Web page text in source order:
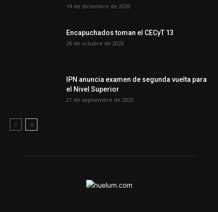
14 de diciembre de 2020
Encapuchados toman el CECyT 13
28 de octubre de 2020
IPN anuncia examen de segunda vuelta para
el Nivel Superior
21 de septiembre de 2020